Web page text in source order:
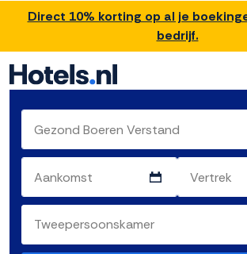
Direct 10% korting op al je
bedrijf.